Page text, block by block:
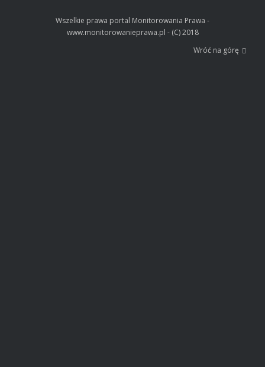
Wszelkie prawa portal Monitorowania Prawa -
www.monitorowanieprawa.pl - (C) 2018
Wróć na górę